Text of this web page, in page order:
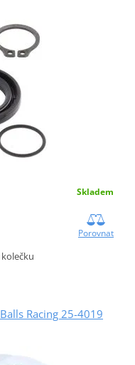
Skladem
Porovnat
Racing 25-4019